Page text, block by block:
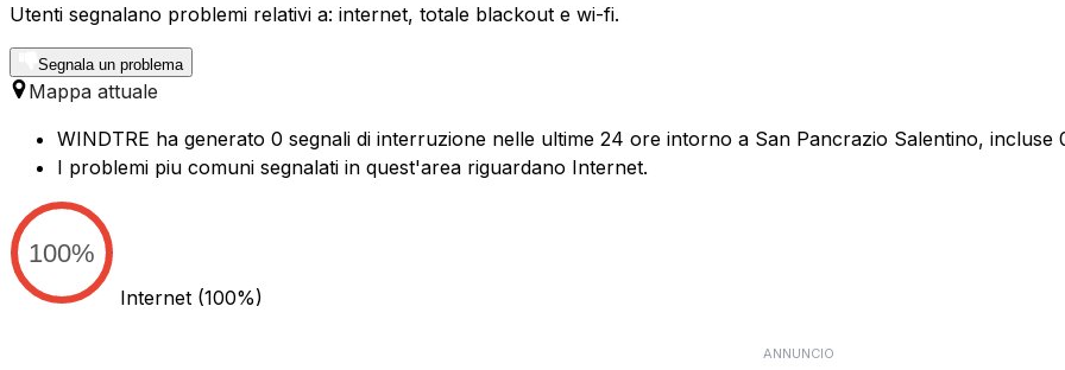
Utenti segnalano problemi relativi a: internet, totale blackout e wi-fi.
Segnala un problema
Mappa attuale
WINDTRE ha generato 0 segnali di interruzione nelle ultime 24 ore intorno a San Pancrazio Salentino, incluse
I problemi piu comuni segnalati in quest'area riguardano Internet.
100%
Internet (100%)
ANNUNCIO